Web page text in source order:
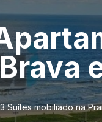
mobiliado na